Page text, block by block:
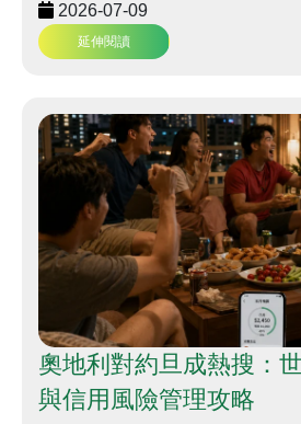
要睇清以下常見嘅免責條款、注意
FAQ 懶人包！
2026-07-09
延伸閱讀
奧地利對約旦成熱搜：
與信用風險管理攻略